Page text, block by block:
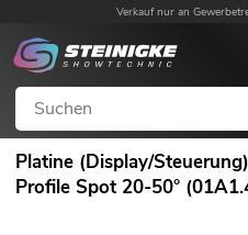
Verkauf nur an
Platine (Display/
Profile Spot 20-50°